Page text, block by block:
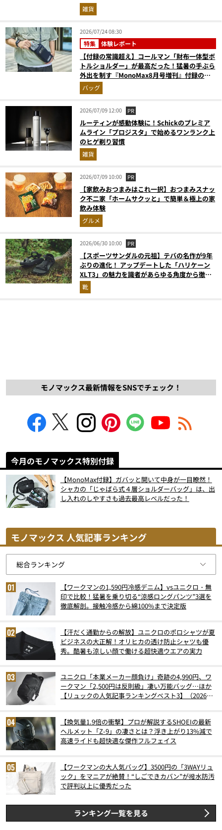
ンキングベスト3】（2026年6月版）
雑貨
2026/07/24 08:30
特集 体験レポート
【付録の常識超え】コールマン「財布一体型ボ
トルショルダー」が最高だった！猛暑の手ぶら
外出を制す『MonoMax8月号増刊』付録の実
力をスタイリストが徹底レポ
バッグ
2026/07/09 12:00 PR
ルーティンが感動体験に！Schickのプレミア
ムライン「プロジスタ」で始めるワンランク上
のヒゲ剃り習慣
雑貨
2026/07/09 10:00 PR
【家飲みおつまみはこれ一択】おつまみスナッ
ク不二家「ホームサクッと」で簡単＆極上の家
飲み体験
グルメ
2026/06/30 10:00 PR
【スポーツサンダルの元祖】テバの名作が9年
ぶりの進化！ アップデートした「ハリケーン
XLT3」の魅力を識者があらゆる角度から徹底
解説！
靴
モノマックス最新情報をSNSでチェック！
今月のモノマックス特別付録
【MonoMax付録】ガバッと開いて中身が一目瞭然！
シャカの「じゃばら式４層ショルダーバッグ」は、出
し入れのしやすさも過去最高レベルだった！
モノマックス 人気記事ランキング
【ワークマンの1,590円冷感デニム】vsユニクロ・無
印で比較！猛暑を乗り切る“涼感ロングパンツ”3選を
徹底解剖。接触冷感から綿100%まで決定版
【汗だく通勤からの解放】ユニクロのポロシャツが夏
ビジネスの大正解！オリヒカの透け防止シャツも優
秀。酷暑も涼しい顔で働ける超快適ウエアの実力
ユニクロ「本業メーカー顔負け」奇跡の4,990円、ワ
ークマン「2,500円は反則級」凄い万能バッグ…ほか
【リュックの人気記事ランキングベスト3】（2026年
【換気量1.9倍の衝撃】プロが解説するSHOEIの最新
ヘルメット「Z-9」の凄さとは？浮き上がり13%減で
高速ライドも超快適な傑作フルフェイス
【ワークマンの大人気バッグ】3500円の「3WAYリュ
ック」をマニアが絶賛！“しごできカバン”が撥水防汚
で評判以上に優秀だった
ランキング一覧を見る